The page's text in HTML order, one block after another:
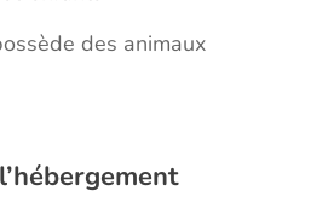
des animaux